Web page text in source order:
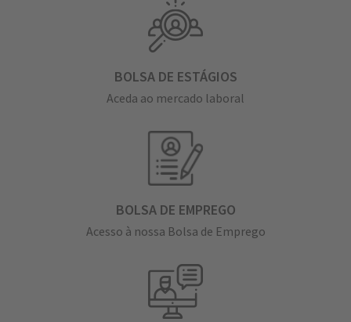
BOLSA DE ESTÁGIOS
Aceda ao mercado laboral
BOLSA DE EMPREGO
Acesso à nossa Bolsa de Emprego